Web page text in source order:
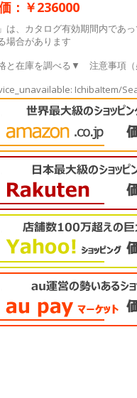
：￥236000
は、カタログ有効期間内であ
場合があります
と在庫を調べる▼注意事項（
IchibaItem/